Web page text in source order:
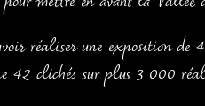
réaliser une exposition
42 clichés sur plus 3 000